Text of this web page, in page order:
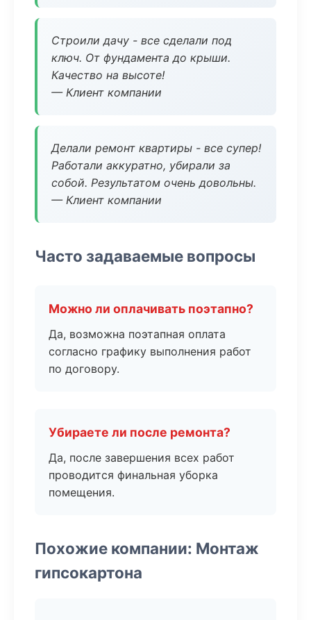
Строили дачу - все сделали под
ключ. От фундамента до крыши.
Качество на высоте!
— Клиент компании
Делали ремонт квартиры - все супер!
Работали аккуратно, убирали за
собой. Результатом очень довольны.
— Клиент компании
Часто задаваемые вопросы
Можно ли оплачивать поэтапно?
Да, возможна поэтапная оплата
согласно графику выполнения работ
по договору.
Убираете ли после ремонта?
Да, после завершения всех работ
проводится финальная уборка
помещения.
Похожие компании: Монтаж
гипсокартона